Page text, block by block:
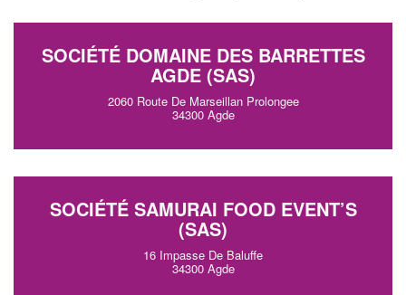
SOCIÉTÉ DOMAINE DES BARRETTES
AGDE (SAS)
2060 Route De Marseillan Prolongee
34300 Agde
SOCIÉTÉ SAMURAI FOOD EVENT’S
(SAS)
16 Impasse De Baluffe
34300 Agde